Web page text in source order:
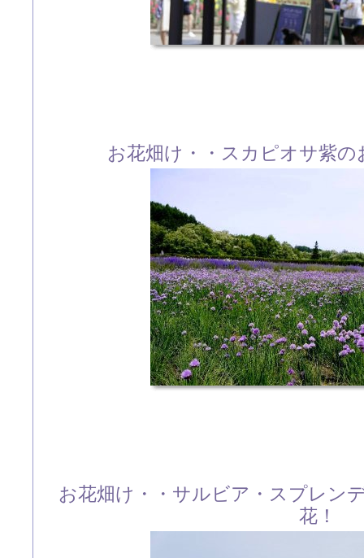
お花畑け・・スカピオサ紫
お花畑け・・サルビア・スプレン
花！